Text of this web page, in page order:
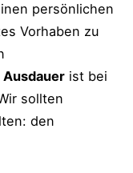
persönlichen
Vorhaben zu
Ausdauer ist bei
sollten
den